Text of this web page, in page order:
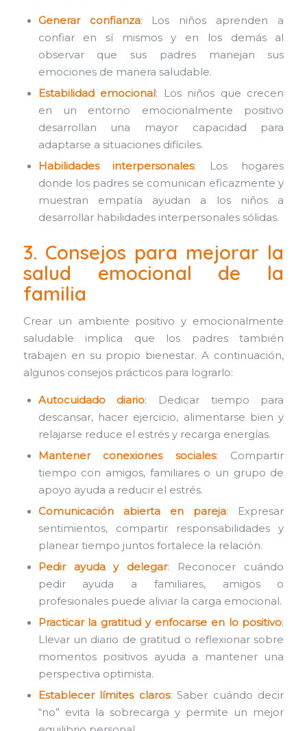
Generar confianza: Los niños aprenden a
confiar en sí mismos y en los demás al
observar que sus padres manejan sus
emociones de manera saludable.
Estabilidad emocional: Los niños que crecen
en un entorno emocionalmente positivo
desarrollan una mayor capacidad para
adaptarse a situaciones difíciles.
Habilidades interpersonales: Los hogares
donde los padres se comunican eficazmente y
muestran empatía ayudan a los niños a
desarrollar habilidades interpersonales sólidas.
3. Consejos para mejorar la
salud emocional de la
familia
Crear un ambiente positivo y emocionalmente
saludable implica que los padres también
trabajen en su propio bienestar. A continuación,
algunos consejos prácticos para lograrlo:
Autocuidado diario: Dedicar tiempo para
descansar, hacer ejercicio, alimentarse bien y
relajarse reduce el estrés y recarga energías.
Mantener conexiones sociales: Compartir
tiempo con amigos, familiares o un grupo de
apoyo ayuda a reducir el estrés.
Comunicación abierta en pareja: Expresar
sentimientos, compartir responsabilidades y
planear tiempo juntos fortalece la relación.
Pedir ayuda y delegar: Reconocer cuándo
pedir ayuda a familiares, amigos o
profesionales puede aliviar la carga emocional.
Practicar la gratitud y enfocarse en lo positivo:
Llevar un diario de gratitud o reflexionar sobre
momentos positivos ayuda a mantener una
perspectiva optimista.
Establecer límites claros: Saber cuándo decir
“no” evita la sobrecarga y permite un mejor